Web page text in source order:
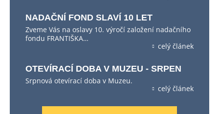
NADAČNÍ FOND SLAVÍ 10 LET
Zveme Vás na oslavy 10. výročí založení nadačního
fondu FRANTIŠKA…
celý článek
OTEVÍRACÍ DOBA V MUZEU - SRPEN
Srpnová otevírací doba v Muzeu.
celý článek